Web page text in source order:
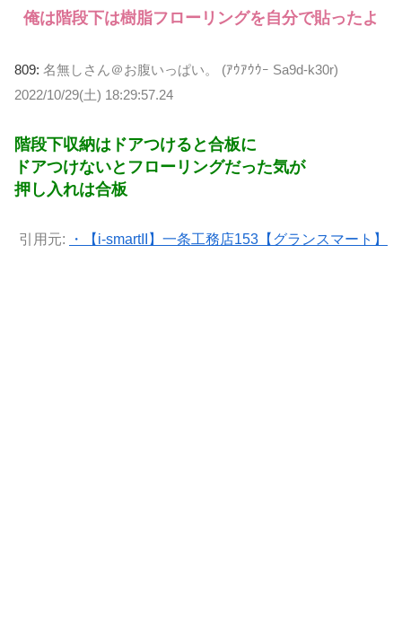
俺は階段下は樹脂フローリングを自分で貼ったよ
809: 名無しさん＠お腹いっぱい。 (ｱｳｱｳｳｰ Sa9d-k30r)
2022/10/29(土) 18:29:57.24
階段下収納はドアつけると合板に
ドアつけないとフローリングだった気が
押し入れは合板
引用元: ・【i-smartII】一条工務店153【グランスマート】